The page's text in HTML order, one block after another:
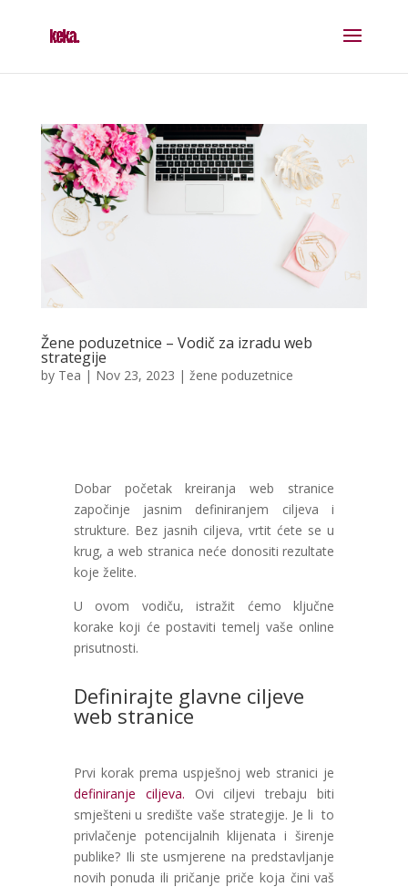
Žene poduzetnice – Vodič za izradu web
strategije
by Tea | Nov 23, 2023 | žene poduzetnice
Dobar početak kreiranja web stranice
započinje jasnim definiranjem ciljeva i
strukture. Bez jasnih ciljeva, vrtit ćete se u
krug, a web stranica neće donositi rezultate
koje želite.
U ovom vodiču, istražit ćemo ključne
korake koji će postaviti temelj vaše online
prisutnosti.
Definirajte glavne ciljeve
web stranice
Prvi korak prema uspješnoj web stranici je
definiranje ciljeva. Ovi ciljevi trebaju biti
smješteni u središte vaše strategije. Je li to
privlačenje potencijalnih klijenata i širenje
publike? Ili ste usmjerene na predstavljanje
novih ponuda ili pričanje priče koja čini vaš